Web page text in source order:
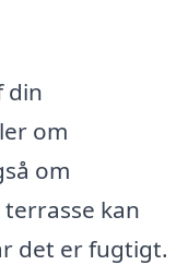
din
om
om
kan
det er fugtigt.